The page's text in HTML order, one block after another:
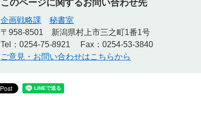
このページに関するお問い合わせ先
企画戦略課
秘書室
〒958-8501
新潟県村上市三之町1番1号
Tel：0254-75-8921
Fax：0254-53-3840
ご意見・お問い合わせはこちらから